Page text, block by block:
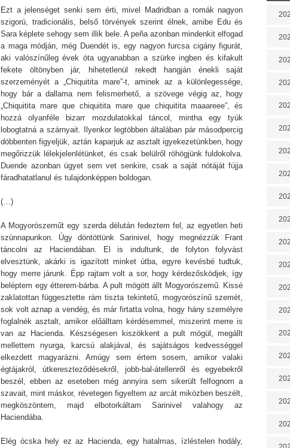
Ezt a jelenséget senki sem érti, mivel Madridban a romák nagyon
szigorú, tradicionális, belső törvények szerint élnek, amibe Edu és
Sara képlete sehogy sem illik bele. A peña azonban mindenkit elfogad
a maga módján, még Duendét is, egy nagyon furcsa cigány figurát,
aki valószínűleg évek óta ugyanabban a szürke ingben és kifakult
fekete öltönyben jár, hihetetlenül rekedt hangján énekli saját
szerzeményét a „Chiquitita mare”-t, aminek az a különlegessége,
hogy bár a dallama nem felismerhető, a szövege végig az, hogy
„Chiquitita mare que chiquitita mare que chiquitita maaareee”, és
hozzá olyanféle bizarr mozdulatokkal táncol, mintha egy tyúk
lobogtatná a szárnyait. Ilyenkor legtöbben általában pár másodpercig
döbbenten figyeljük, aztán kaparjuk az asztalt igyekezetünkben, hogy
megőrizzük lélekjelenlétünket, és csak belülről röhögjünk fuldokolva.
Duende azonban ügyet sem vet senkire, csak a saját nótáját fújja
fáradhatatlanul és tulajdonképpen boldogan.
(…)
A Mogyorószeműt egy szerda délután fedeztem fel, az egyetlen heti
szünnapunkon. Úgy döntöttünk Sarinivel, hogy megnézzük Frant
táncolni az Haciendában. El is indultunk, de folyton folyvást
elvesztünk, akárki is igazított minket útba, egyre kevésbé tudtuk,
hogy merre járunk. Épp rajtam volt a sor, hogy kérdezősködjek, így
beléptem egy étterem-bárba. A pult mögött állt Mogyorószemű. Kissé
zaklatottan függesztette rám tiszta tekintetű, mogyorószínű szemét,
sok volt aznap a vendég, és már firtatta volna, hogy hány személyre
foglalnék asztalt, amikor előálltam kérdésemmel, miszerint merre is
van az Hacienda. Készségesen kiszökkent a pult mögül, megállt
mellettem nyurga, karcsú alakjával, és sajátságos kedvességgel
elkezdett magyarázni. Amúgy sem értem sosem, amikor valaki
égtájakról, útkereszteződésekről, jobb-bal-átellenről és egyebekről
beszél, ebben az eseteben még annyira sem sikerült felfognom a
szavait, mint máskor, révetegen figyeltem az arcát miközben beszélt,
megköszöntem, majd elbotorkáltam Sarinivel valahogy az
Haciendába.
Elég ócska hely ez az Hacienda, egy hatalmas, ízléstelen hodály,